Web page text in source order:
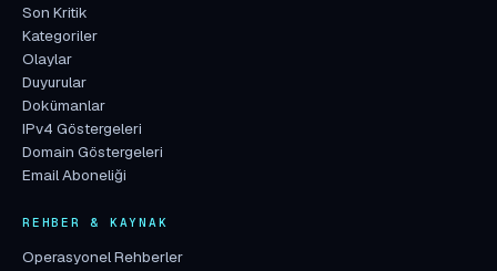
Son Kritik
Kategoriler
Olaylar
Duyurular
Dokümanlar
IPv4 Göstergeleri
Domain Göstergeleri
Email Aboneliği
REHBER & KAYNAK
Operasyonel Rehberler